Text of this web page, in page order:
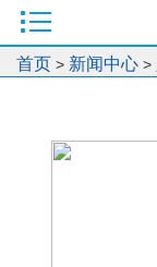
首页 > 新闻中心 >